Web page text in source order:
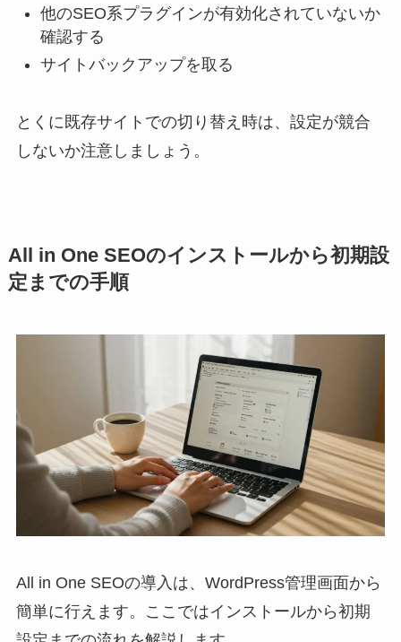
他のSEO系プラグインが有効化されていないか
確認する
サイトバックアップを取る
とくに既存サイトでの切り替え時は、設定が競合
しないか注意しましょう。
All in One SEOのインストールから初期設
定までの手順
All in One SEOの導入は、WordPress管理画面から
簡単に行えます。ここではインストールから初期